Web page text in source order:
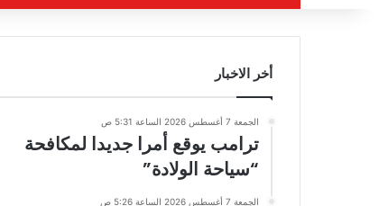
أخر الاخبار
الجمعة 7 أغسطس 2026 الساعة 5:31 ص
ترامب يوقع أمرا جديدا لمكافحة
“سياحة الولادة”
الجمعة 7 أغسطس 2026 الساعة 5:26 ص